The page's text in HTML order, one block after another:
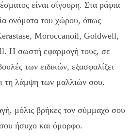
είναι σίγουρη. Στα ράφια
ονόματα του χώρου, όπως
Moroccanoil, Goldwell,
Η σωστή εφαρμογή τους, σε
των ειδικών, εξασφαλίζει
τη λάμψη των μαλλιών σου.
μόλις βρήκες τον σύμμαχό σου
ήσυχο και όμορφο.